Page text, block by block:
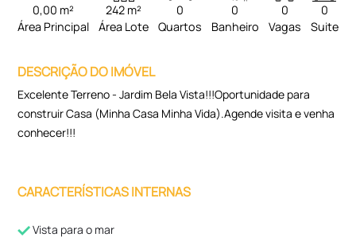
0,00 m²
Área Principal
242 m²
Área Lote
0
Quartos
0
Banheiro
0
Vagas
0
Suite
DESCRIÇÃO DO IMÓVEL
Excelente Terreno - Jardim Bela Vista!!!Oportunidade para
construir Casa (Minha Casa Minha Vida).Agende visita e venha
conhecer!!!
CARACTERÍSTICAS INTERNAS
Vista para o mar